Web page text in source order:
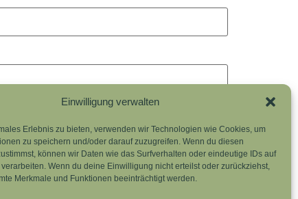
Einwilligung verwalten
Erlebnis zu bieten, verwenden wir Technologien wie Cookies, um
zu speichern und/oder darauf zuzugreifen. Wenn du diesen
können wir Daten wie das Surfverhalten oder eindeutige IDs auf
Wenn du deine Einwilligung nicht erteilst oder zurückziehst,
Merkmale und Funktionen beeinträchtigt werden.